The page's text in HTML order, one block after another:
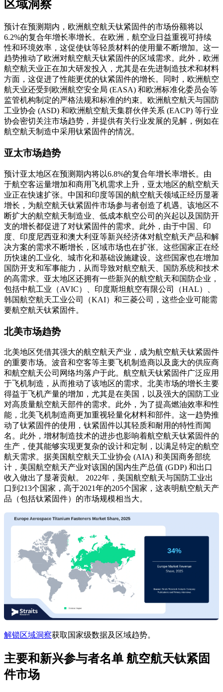
区域洞察
预计在预测期内，欧洲航空航天钛紧固件的市场份额将以
6.2%的复合年增长率增长。在欧洲，航空业日益重视可持续
性和环境效率，这促使钛等轻质材料的使用量不断增加。这一
趋势推动了欧洲对航空航天钛紧固件的区域需求。此外，欧洲
航空航天业正在加大研发投入，尤其是在先进制造技术和材料
方面，这促进了性能更优的钛紧固件的增长。同时，欧洲航空
航天业还受到欧洲航空安全局 (EASA) 和欧洲标准化委员会等
监管机构制定的严格法规和标准的约束。欧洲航空航天与国防
工业协会 (ASD) 和欧洲航空航天集群伙伴关系 (EACP) 等行业
协会密切关注市场趋势，并提供有关行业发展的见解，例如在
航空航天制造中采用钛紧固件的情况。
亚太市场趋势
预计亚太地区在预测期内将以6.8%的复合年增长率增长。由
于航空客运量增加和商用飞机需求上升，亚太地区的航空航天
业正在快速扩张。中国和印度等国的航空航天领域正经历显著
增长，为航空航天钛紧固件市场参与者创造了机遇。该地区不
断扩大的航空航天制造业、低成本航空公司的兴起以及国防开
支的增长都促进了对钛紧固件的需求。此外，由于中国、印
度、印度尼西亚和澳大利亚等新兴经济体对航空航天产品和解
决方案的需求不断增长，区域市场也在扩张。这些国家正在经
历快速的工业化、城市化和基础设施建设。这些国家也在增加
国防开支和军事能力，从而导致对航空航天、国防系统和技术
的高需求。亚太地区还拥有一些新兴的航空航天和国防企业，
包括中航工业（AVIC）、印度斯坦航空有限公司（HAL）、
韩国航空航天工业公司（KAI）和三菱公司，这些企业可能需
要航空航天钛紧固件。
北美市场趋势
北美地区凭借其强大的航空航天产业，成为航空航天钛紧固件
的重要市场。波音和空客等主要飞机制造商以及庞大的供应商
和航空航天公司网络均落户于此。航空航天钛紧固件广泛应用
于飞机制造，从而推动了该地区的需求。北美市场的增长主要
得益于飞机产量的增加，尤其是在美国，以及强大的国防工业
对高质量航空航天部件的需求。此外，为了提高燃油效率和性
能，北美飞机制造商更加重视轻量化材料和部件。这一趋势推
动了钛紧固件的使用，钛紧固件以其轻质和耐用的特性而闻
名。此外，增材制造技术的进步也影响着航空航天钛紧固件的
生产，使其能够实现更复杂的设计和定制，以满足特定的航空
航天需求。据美国航空航天工业协会 (AIA) 和美国商务部统
计，美国航空航天产业对该国的国内生产总值 (GDP) 和出口
收入做出了显著贡献。 2022年，美国航空航天与国防工业出
口到213个国家，高于2021年的205个国家，这表明航空航天产
品（包括钛紧固件）的市场规模相当大。
解锁区域洞察获取国家级数据及区域趋势。
主要和新兴参与者名单 航空航天钛紧固
件市场